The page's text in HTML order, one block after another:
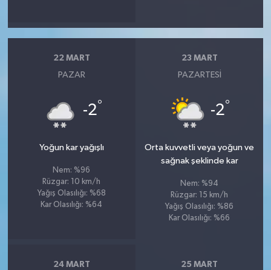
22 MART
PAZAR
-2°
Yoğun kar yağışlı
Nem: %96
Rüzgar: 10 km/h
Yağış Olasılığı: %68
Kar Olasılığı: %64
23 MART
PAZARTESI
-2°
Orta kuvvetli veya yoğun ve
sağnak şeklinde kar
Nem: %94
Rüzgar: 15 km/h
Yağış Olasılığı: %86
Kar Olasılığı: %66
24 MART 25 MART